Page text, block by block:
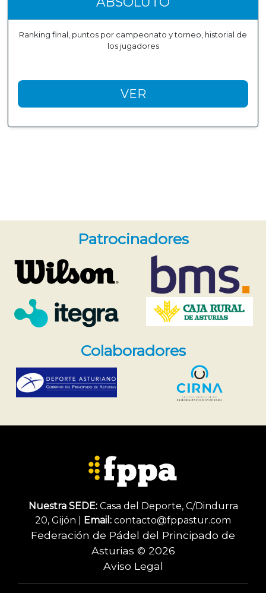
Ranking final, puntos por campeonato y torneo, historial de
los jugadores
VER
Patrocinadores
Colaboradores
Nuestra SEDE:Casa del Deporte, C/Dindurra
20, Gijón |
Email: contacto@fppastur.com
Federación de Pádel del Principado de
Asturias © 2026
Aviso Legal